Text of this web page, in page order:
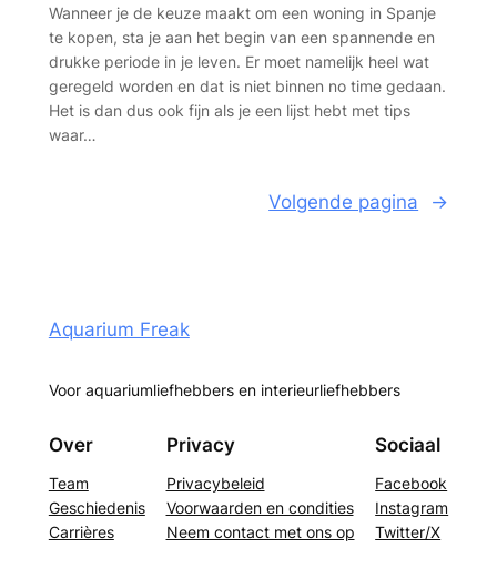
Wanneer je de keuze maakt om een woning in Spanje
te kopen, sta je aan het begin van een spannende en
drukke periode in je leven. Er moet namelijk heel wat
geregeld worden en dat is niet binnen no time gedaan.
Het is dan dus ook fijn als je een lijst hebt met tips
waar…
Volgende pagina →
Aquarium Freak
Voor aquariumliefhebbers en interieurliefhebbers
Over
Team
Geschiedenis
Carrières
Privacy
Privacybeleid
Voorwaarden en condities
Neem contact met ons op
Sociaal
Facebook
Instagram
Twitter/X